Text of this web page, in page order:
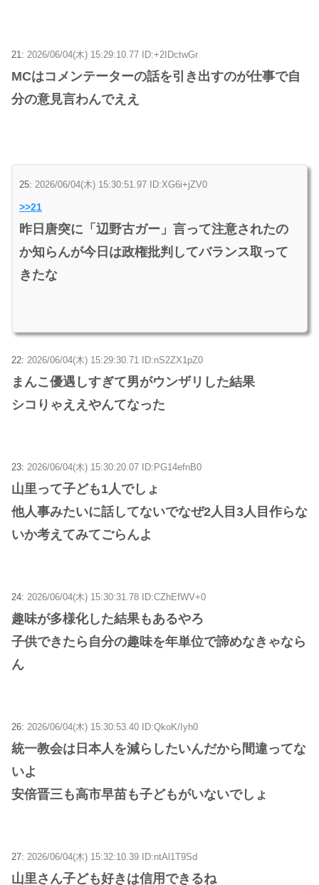
21: 2026/06/04(木) 15:29:10.77 ID:+2IDctwGr
MCはコメンテーターの話を引き出すのが仕事で自
分の意見言わんでええ
25: 2026/06/04(木) 15:30:51.97 ID:XG6i+jZV0
>>21
昨日唐突に「辺野古ガー」言って注意されたの
か知らんが今日は政権批判してバランス取って
きたな
22: 2026/06/04(木) 15:29:30.71 ID:nS2ZX1pZ0
まんこ優遇しすぎて男がウンザリした結果
シコりゃええやんてなった
23: 2026/06/04(木) 15:30:20.07 ID:PG14efnB0
山里って子ども1人でしょ
他人事みたいに話してないでなぜ2人目3人目作らな
いか考えてみてごらんよ
24: 2026/06/04(木) 15:30:31.78 ID:CZhEfWV+0
趣味が多様化した結果もあるやろ
子供できたら自分の趣味を年単位で諦めなきゃなら
ん
26: 2026/06/04(木) 15:30:53.40 ID:QkoK/Iyh0
統一教会は日本人を減らしたいんだから間違ってな
いよ
安倍晋三も高市早苗も子どもがいないでしょ
27: 2026/06/04(木) 15:32:10.39 ID:ntAl1T9Sd
山里さん子ども好きは信用できるね